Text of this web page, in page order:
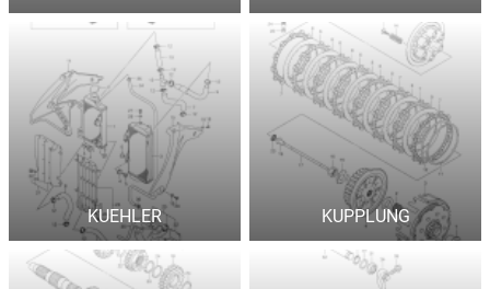
KUEHLER KUPPLUNG